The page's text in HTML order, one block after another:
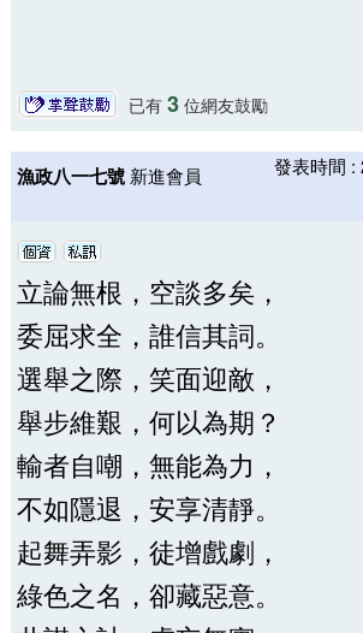
已有 3位網友鼓勵
漁政八一七號 新進會員 發表時間 :
立論無根，空談多矣，
委屈求全，誰信其詞。
選舉之際，笑面迎敵，
舉步維艱，何以為期？
輸者自嘲，無能為力，
不如隱退，安享清靜。
起舞弄影，徒增戲劇，
綠色之名，卻藏惡意。